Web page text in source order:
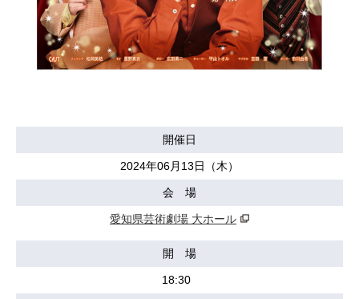
開催日
2024年06月13日（木）
会 場
愛知県芸術劇場 大ホール
開 場
18:30